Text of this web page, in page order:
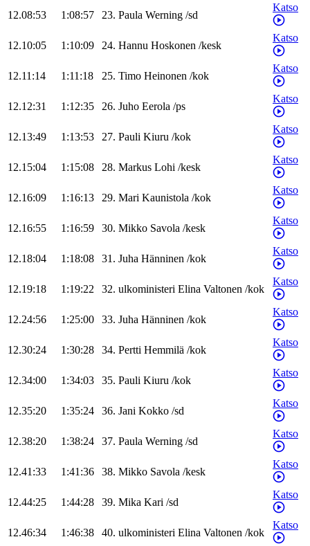
12.08:53 1:08:57 23. Paula Werning /sd
Katso
12.10:05 1:10:09 24. Hannu Hoskonen /kesk
Katso
12.11:14 1:11:18 25. Timo Heinonen /kok
Katso
12.12:31 1:12:35 26. Juho Eerola /ps
Katso
12.13:49 1:13:53 27. Pauli Kiuru /kok
Katso
12.15:04 1:15:08 28. Markus Lohi /kesk
Katso
12.16:09 1:16:13 29. Mari Kaunistola /kok
Katso
12.16:55 1:16:59 30. Mikko Savola /kesk
Katso
12.18:04 1:18:08 31. Juha Hänninen /kok
Katso
12.19:18 1:19:22 32. ulkoministeri Elina Valtonen /kok
Katso
12.24:56 1:25:00 33. Juha Hänninen /kok
Katso
12.30:24 1:30:28 34. Pertti Hemmilä /kok
Katso
12.34:00 1:34:03 35. Pauli Kiuru /kok
Katso
12.35:20 1:35:24 36. Jani Kokko /sd
Katso
12.38:20 1:38:24 37. Paula Werning /sd
Katso
12.41:33 1:41:36 38. Mikko Savola /kesk
Katso
12.44:25 1:44:28 39. Mika Kari /sd
Katso
12.46:34 1:46:38 40. ulkoministeri Elina Valtonen /kok
Katso